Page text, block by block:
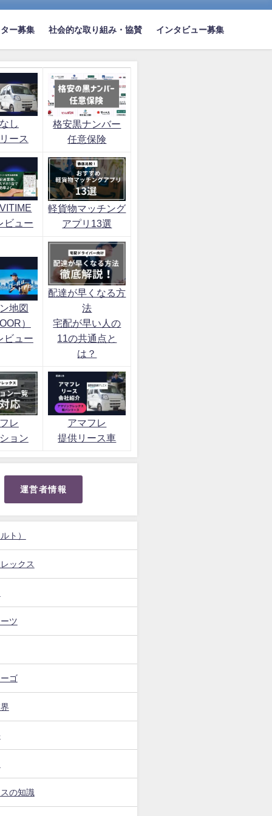
ー募集 社会的な取り組み・協賛 インタビュー募集
し
ース
格安黒ナンバー
任意保険
ビュー
軽貨物マッチング
アプリ13選
地図
）
ビュー
配達が早くなる方
法
宅配が早い人の
11の共通点と
は？
レ
ョン
アマフレ
提供リース車
運営者情報
ト）
ックス
ツ
ゴ
の知識